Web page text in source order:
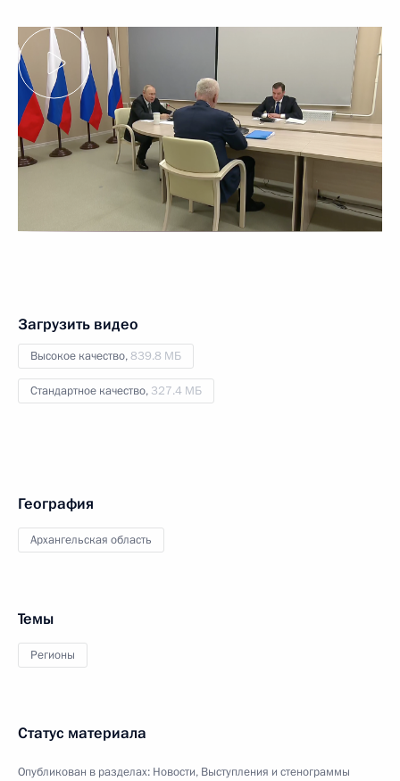
Загрузить видео
Высокое качество,839.8 МБ
Стандартное качество, 327.4 МБ
География
Архангельская область
Темы
Регионы
Статус материала
Опубликован в разделах: Новости, Выступления и стенограммы